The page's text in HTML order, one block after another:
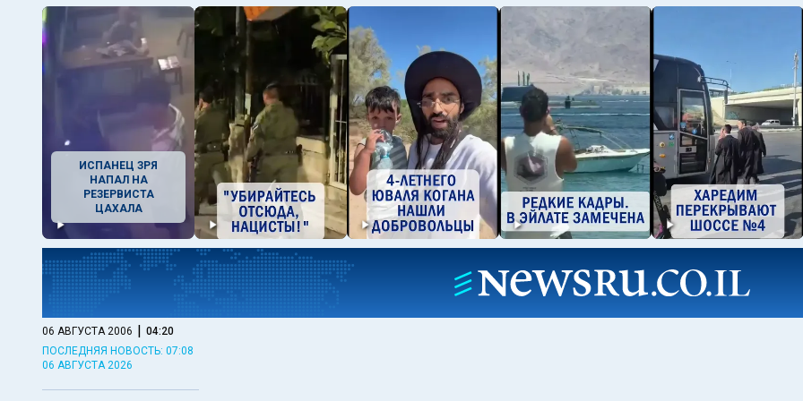
ИСПАНЕЦ ЗРЯ
НАПАЛ НА
РЕЗЕРВИСТА
ЦАХАЛА
06 АВГУСТА 2006 | 04:20
ПОСЛЕДНЯЯ НОВОСТЬ: 07:08
06 АВГУСТА 2026